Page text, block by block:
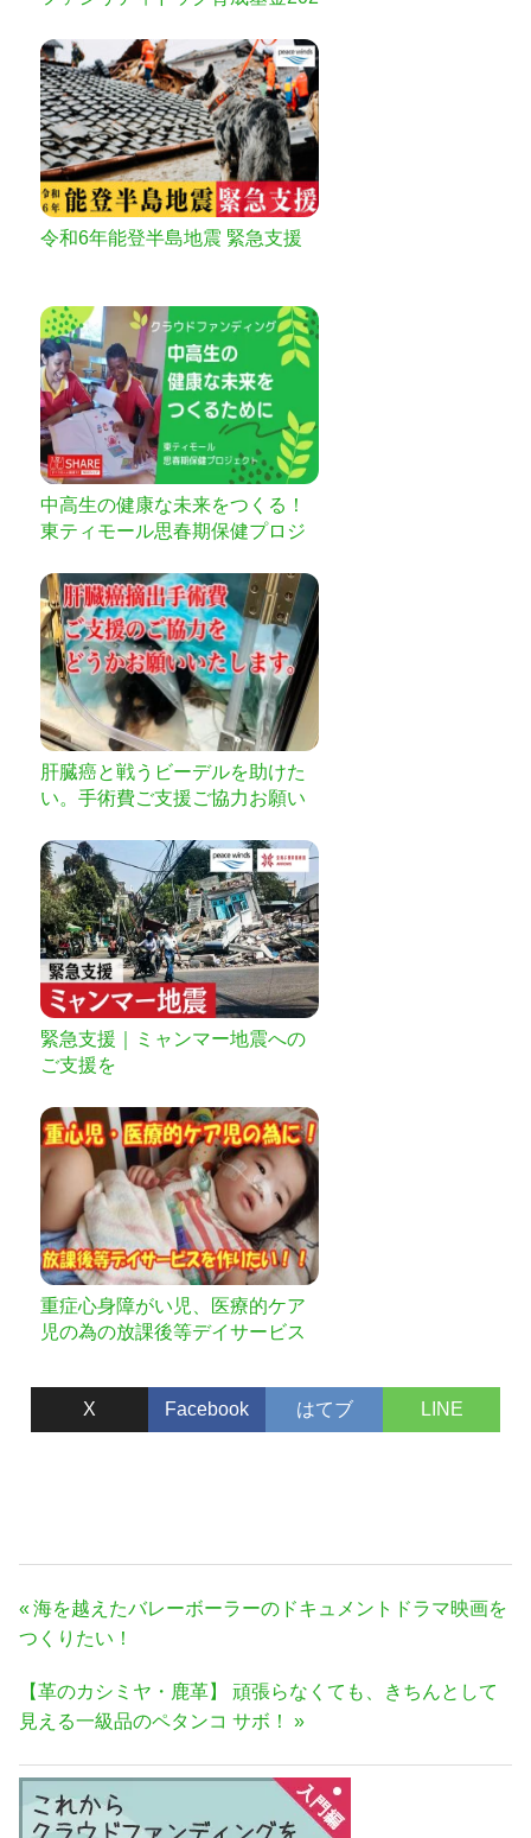
令和6年能登半島地震 緊急支援
中高生の健康な未来をつくる！
東ティモール思春期保健プロジ
肝臓癌と戦うビーデルを助けた
い。手術費ご支援ご協力お願い
緊急支援｜ミャンマー地震への
ご支援を
重症心身障がい児、医療的ケア
児の為の放課後等デイサービス
X Facebook はてブ LINE
投
稿
ビ
ゲ
ー
シ
ョ
前
の
事:
海を越えたバレーボーラーのドキュメントドラマ映画を
つくりたい！
次
の
事:
【革のカシミヤ・鹿革】 頑張らなくても、きちんとして
見える一級品のペタンコ サボ！